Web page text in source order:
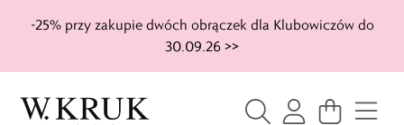
-25% przy zakupie dwóch obrączek dla Klubowiczów do
30.09.26 >>